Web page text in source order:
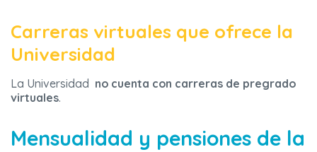
Carreras virtuales que ofrece la
Universidad
La Universidad no cuenta con carreras de pregrado
virtuales.
Mensualidad y pensiones de la